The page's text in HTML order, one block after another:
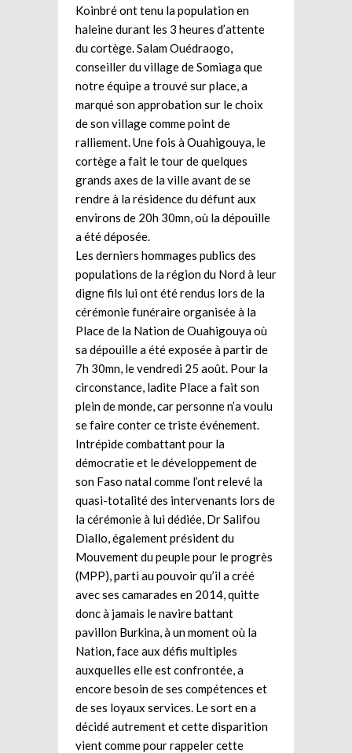
Koinbré ont tenu la population en
haleine durant les 3 heures d’attente
du cortège. Salam Ouédraogo,
conseiller du village de Somiaga que
notre équipe a trouvé sur place, a
marqué son approbation sur le choix
de son village comme point de
ralliement. Une fois à Ouahigouya, le
cortège a fait le tour de quelques
grands axes de la ville avant de se
rendre à la résidence du défunt aux
environs de 20h 30mn, où la dépouille
a été déposée.
Les derniers hommages publics des
populations de la région du Nord à leur
digne fils lui ont été rendus lors de la
cérémonie funéraire organisée à la
Place de la Nation de Ouahigouya où
sa dépouille a été exposée à partir de
7h 30mn, le vendredi 25 août. Pour la
circonstance, ladite Place a fait son
plein de monde, car personne n’a voulu
se faire conter ce triste événement.
Intrépide combattant pour la
démocratie et le développement de
son Faso natal comme l’ont relevé la
quasi-totalité des intervenants lors de
la cérémonie à lui dédiée, Dr Salifou
Diallo, également président du
Mouvement du peuple pour le progrès
(MPP), parti au pouvoir qu’il a créé
avec ses camarades en 2014, quitte
donc à jamais le navire battant
pavillon Burkina, à un moment où la
Nation, face aux défis multiples
auxquelles elle est confrontée, a
encore besoin de ses compétences et
de ses loyaux services. Le sort en a
décidé autrement et cette disparition
vient comme pour rappeler cette